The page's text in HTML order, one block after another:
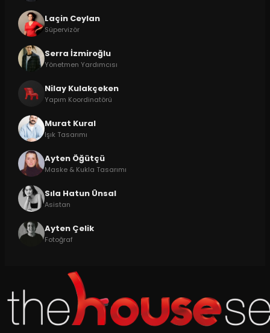
Laçin Ceylan
Süpervizör
Serra İzmiroğlu
Yönetmen Yardımcısı
Nilay Kulakçeken
Yapım Koordinatörü
Murat Kural
Işık Tasarımı
Ayten Öğütçü
Maske & Kukla Tasarımı
Sıla Hatun Ünsal
Asistan
Ayten Çelik
Fotoğraf